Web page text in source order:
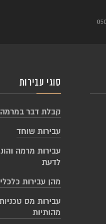
סוגי עבירות
קבלת דבר במרמה
עבירות שוחד
עבירות מרמה
לדעת
מהן עבירות
עבירות מס
מהותיות